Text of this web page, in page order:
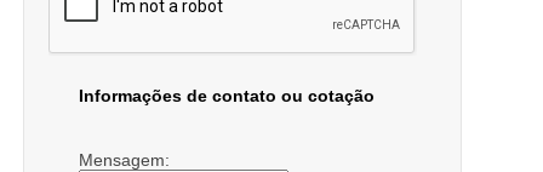
Informações de contato ou cotação
Mensagem: